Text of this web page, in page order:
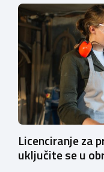
Licenciranje za
uključite se u